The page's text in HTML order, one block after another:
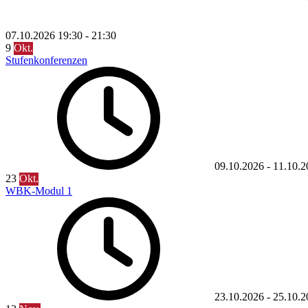
07.10.2026 19:30 - 21:30
9 Okt.
Stufenkonferenzen
09.10.2026 -
23 Okt.
WBK-Modul 1
23.10.2026 -